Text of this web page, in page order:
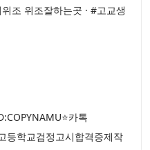
조 위조잘하는곳 · #고교생
카톡
등학교검정고시합격증제작